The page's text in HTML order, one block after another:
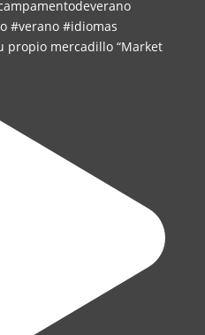
propio mercadillo “Market